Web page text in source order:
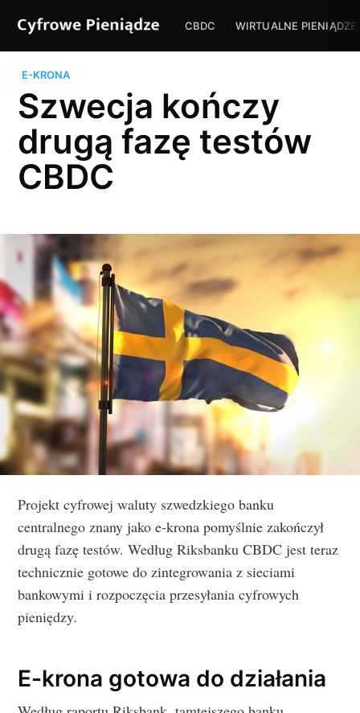
CBDC WIRTUALNE PIENIĄDZE
E-KRONA
Szwecja kończy
drugą fazę testów
CBDC
Projekt cyfrowej waluty szwedzkiego banku
centralnego znany jako e-krona pomyślnie zakończył
drugą fazę testów. Według Riksbanku CBDC jest teraz
technicznie gotowe do zintegrowania z sieciami
bankowymi i rozpoczęcia przesyłania cyfrowych
pieniędzy.
E-krona gotowa do działania